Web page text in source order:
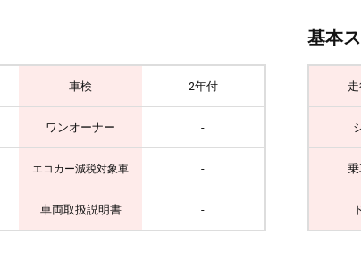
車検 2年付
ワンオーナー -
エコカー減税対象車 -
車両取扱説明書 -
基本
乗